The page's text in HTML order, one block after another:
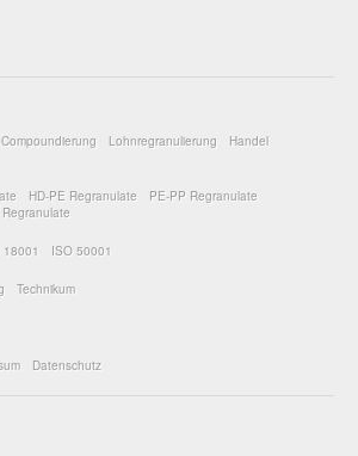
Compoundierung Lohnregranulierung
Handel
HD-PE Regranulate
PE-PP Regranulate
Regranulate
18001 ISO 50001
Technikum
Datenschutz